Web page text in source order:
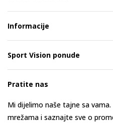
Informacije
Sport Vision ponude
Pratite nas
Mi dijelimo naše tajne sa
mrežama i saznajte sve o